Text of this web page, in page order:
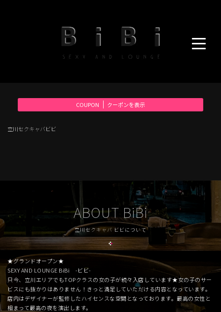
COUPON クーポンを表示
立川セクキャバビビ
ABOUT BiBi
立川セクキャバ ビビについて
★グランドオープン★
SEXY AND LOUNGE BiBi -ビビ-
只今、立川エリアでもTOPクラスの女の子が続々入店しています★女の子のサー
ビスにも抜かりはありません！きっと満足していただける内容となっています。
店内はデザイナーが監修したハイセンスな空間となっております。最高の女性と
相まって最高の夜を演出します。